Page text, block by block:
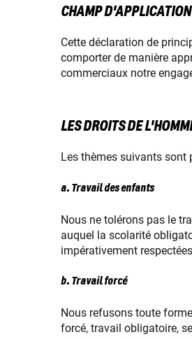
CHAMP D'APPLICATION
Cette déclaration de
comporter de manière
commerciaux notre
LES DROITS DE
Les thèmes suivants sont
a. Travail des enfants
Nous ne tolérons pas le
auquel la scolarité
impérativement
b. Travail forcé
Nous refusons toute
forcé, travail obligatoire,